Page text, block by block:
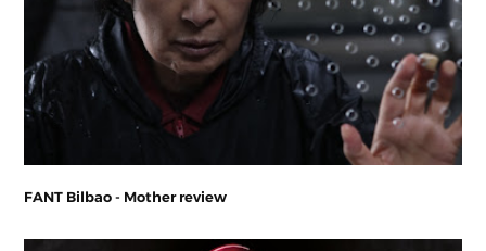
FANT Bilbao - Mother review